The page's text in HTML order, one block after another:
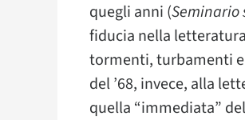
quegli anni (Seminario
fiducia nella
tormenti, turbamenti e
del ’68, invece, alla
quella “immediata”